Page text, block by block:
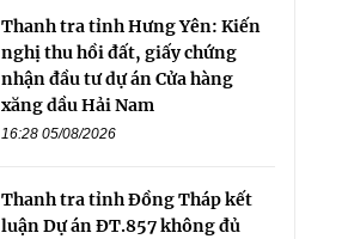
Thanh tra tỉnh Hưng Yên: Kiến
nghị thu hồi đất, giấy chứng
nhận đầu tư dự án Cửa hàng
xăng dầu Hải Nam
16:28 05/08/2026
Thanh tra tỉnh Đồng Tháp kết
luận Dự án ĐT.857 không đủ